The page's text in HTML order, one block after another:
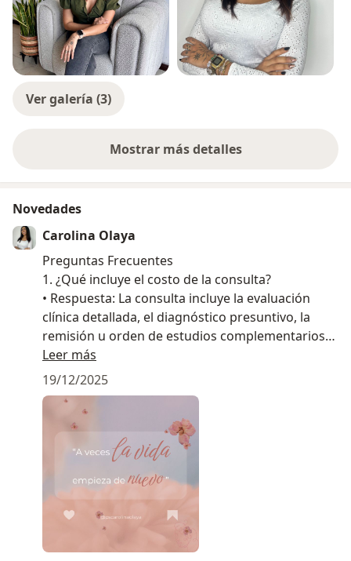
Ver galería (3)
Mostrar más detalles
sobre la experiencia
Novedades
Carolina Olaya
Preguntas Frecuentes
1.⁠ ⁠¿Qué incluye el costo de la consulta?
•⁠ ⁠Respuesta: La consulta incluye la evaluación
clínica detallada, el diagnóstico presuntivo, la
remisión u orden de estudios complementarios
(si son necesarios) .
2.⁠ ⁠¿Cuánto tiempo dura la sesión?
•⁠ ⁠Respuesta: La duración promedio es de 30 a 45
minutos. Mi prioridad es escucharte sin prisas
para entender a fondo tu motivo de consulta.
3.⁠ ⁠¿Atiende urgencias fuera de horario de oficina?
citas programadas. En caso de una emergencia
médica vital, por favor acude al centro de salud
más cercano. Para dudas post-consulta, puedes
contactarme por el chat de la plataforma.
Leer más
19/12/2025